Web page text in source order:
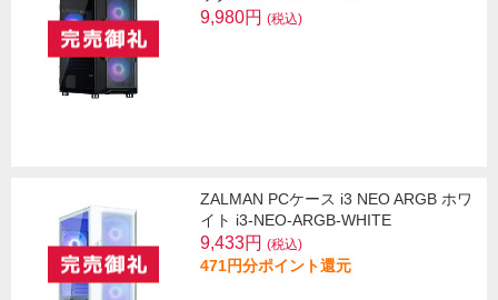
9,980円 (税込)
ZALMAN PCケース i3 NEO ARGB ホワ
イト i3-NEO-ARGB-WHITE
9,433円 (税込)
471円分ポイント還元